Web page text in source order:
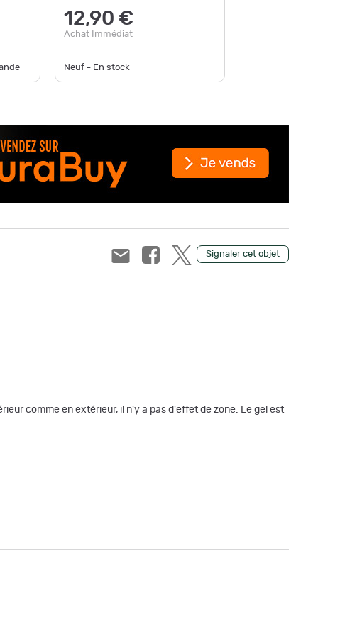
12,90 €
Achat Immédiat
Neuf - En stock
Signaler cet objet
comme en extérieur, il n'y a pas d'effet de zone. Le gel est